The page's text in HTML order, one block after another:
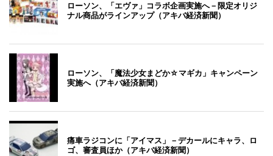
ローソン、「エヴァ」コラボ企画実施へ－限定オリジ
ナル商品がラインアップ（アキバ経済新聞）
ローソン、「魔法少女まどか☆マギカ」キャンペーン
実施へ（アキバ経済新聞）
痛車ラジコンに「アイマス」－デカールにキャラ、ロ
ゴ、審査員ほか（アキバ経済新聞）